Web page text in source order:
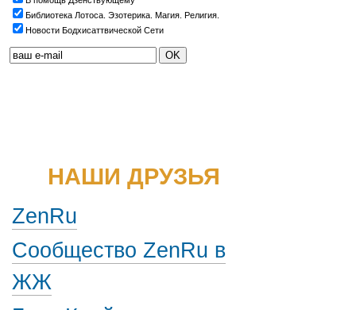
Библиотека Лотоса. Эзотерика. Магия. Религия.
Новости Бодхисаттвической Сети
НАШИ ДРУЗЬЯ
ZenRu
Сообщество ZenRu в
ЖЖ